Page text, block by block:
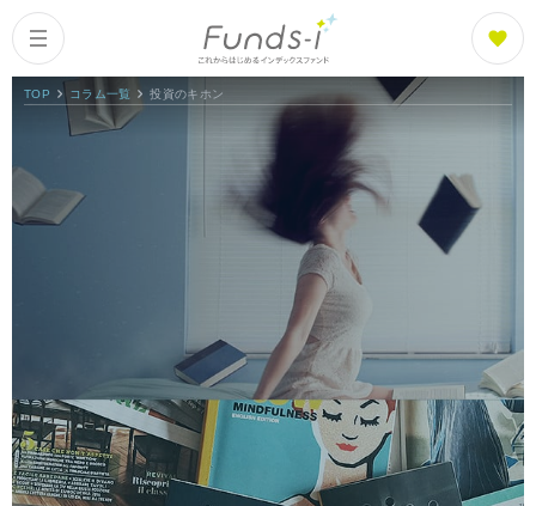
Columns
ファンズアイとは
Fund List
ファンド紹介
Fund Ranking
TOP コラム一覧 投資のキホン